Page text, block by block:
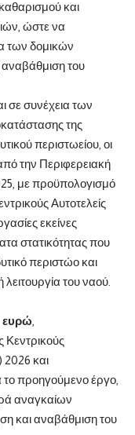
και
ώστε να
των δομικών
αναβάθμιση του
σε συνέχεια των
της
περιστωείου, οι
την Περιφερειακή
με προϋπολογισμό
Αυτοτελείς
εκείνες
στατικότητας που
περιστώο και
του ναού.
ευρώ
Κεντρικούς
2026 και
προηγούμενο έργο,
αναγκαίων
και αναβάθμιση του